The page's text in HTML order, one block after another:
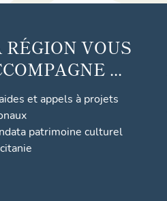
RÉGION VOUS
...
et appels à projets
patrimoine culturel